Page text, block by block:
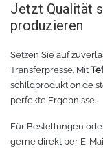
MDF
Acryl
Jetzt Qualität
produzieren
Setzen Sie auf
Transferpresse. Mit
schildproduktion.de
perfekte Ergebnisse.
Für Bestellungen
gerne direkt per E-